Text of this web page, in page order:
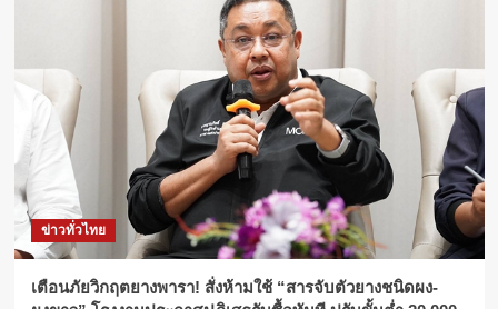
ข่าวทั่วไทย
เตือนภัยวิกฤตยางพารา! สั่งห้ามใช้ “สารจับตัวยางชนิดผง-